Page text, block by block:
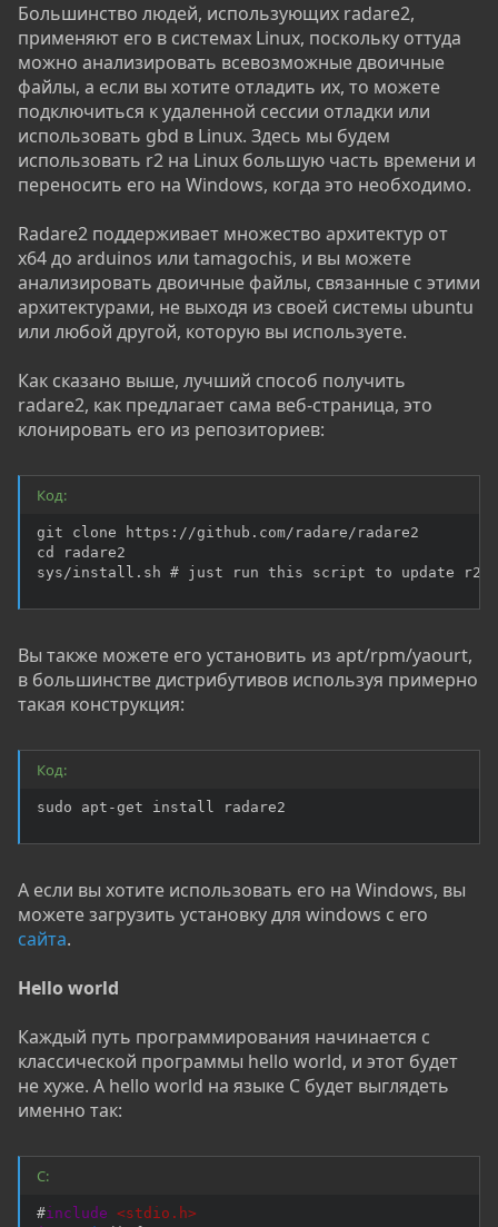
Большинство людей, использующих radare2,
применяют его в системах Linux, поскольку оттуда
можно анализировать всевозможные двоичные
файлы, а если вы хотите отладить их, то можете
подключиться к удаленной сессии отладки или
использовать gbd в Linux. Здесь мы будем
использовать r2 на Linux большую часть времени и
переносить его на Windows, когда это необходимо.
Radare2 поддерживает множество архитектур от
x64 до arduinos или tamagochis, и вы можете
анализировать двоичные файлы, связанные с этими
архитектурами, не выходя из своей системы ubuntu
или любой другой, которую вы используете.
Как сказано выше, лучший способ получить
radare2, как предлагает сама веб-страница, это
клонировать его из репозиториев:
Код:
git clone https://github.com/radare/radare2
cd radare2
sys/install.sh # just run this script to update r2
Вы также можете его установить из apt/rpm/yaourt,
в большинстве дистрибутивов используя примерно
такая конструкция:
Код:
sudo apt-get install radare2
А если вы хотите использовать его на Windows, вы
можете загрузить установку для windows с его
сайта.
Hello world
Каждый путь программирования начинается с
классической программы hello world, и этот будет
не хуже. А hello world на языке C будет выглядеть
именно так:
C:
#include <stdio.h>